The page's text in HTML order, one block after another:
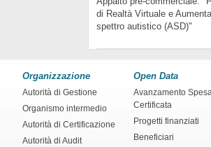
di Realtà Virtuale e
spettro autistico (ASD)"
Organizzazione
Autorità di Gestione
Organismo intermedio
Autorità di Certificazione
Autorità di Audit
Open Data
Avanzamento
Certificata
Progetti finanziati
Beneficiari